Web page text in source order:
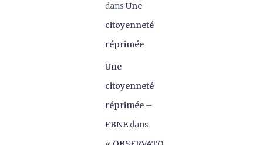
dans Une
citoyenneté
réprimée
Une
citoyenneté
réprimée –
FBNEdans